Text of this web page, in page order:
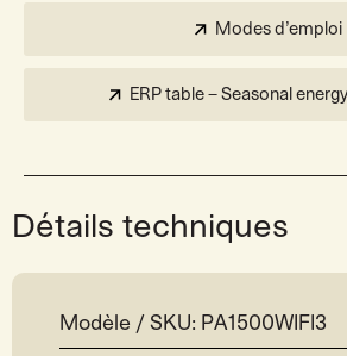
Modes d’emploi
ERP table – Seasonal
Détails techniques
Modèle / SKU: PA1500WIFI3